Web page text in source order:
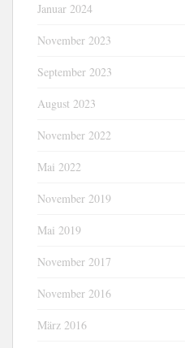
Januar 2024
November 2023
September 2023
August 2023
November 2022
Mai 2022
November 2019
Mai 2019
November 2017
November 2016
März 2016